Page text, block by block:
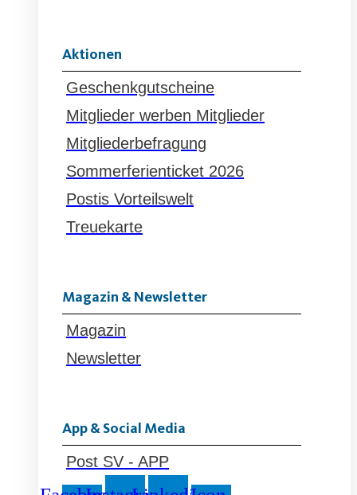
Aktionen
Geschenkgutscheine
Mitglieder werben Mitglieder
Mitgliederbefragung
Sommerferienticket 2026
Postis Vorteilswelt
Treuekarte
Magazin & Newsletter
Magazin
Newsletter
App & Social Media
Post SV - APP